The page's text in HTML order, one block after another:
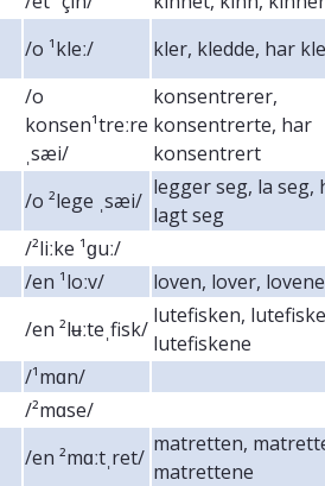
/o ¹kleː/ kler, kledde, har
/o
konsen¹treːre
ˌsæi/
konsentrerer,
konsentrerte, har
konsentrert
/o ²lege ˌsæi/
legger seg, la seg,
lagt seg
/²liːke ¹ɡuː/
/en ¹loːv/
loven, lover, lovene
/en ²lʉːteˌfisk/
lutefisken,
lutefiskene
/¹mɑn/
/²mɑse/
/en ²mɑːtˌret/
matretten,
matrettene